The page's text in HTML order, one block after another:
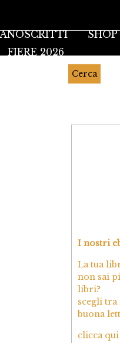
SHOP
FIERE 2026
Cerca
I nostri
La tua
non sai
libri?
scegli
buona
clicca